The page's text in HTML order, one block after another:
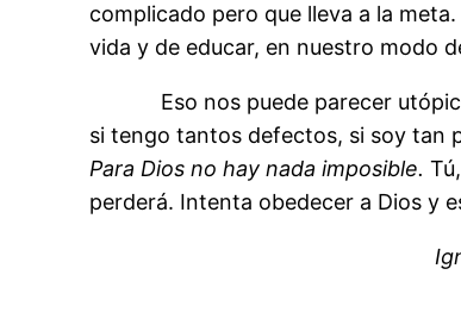
complicado pero que lleva a la
vida y de educar, en nuestro modo
Eso nos puede parecer
si tengo tantos defectos, si soy tan
Para Dios no hay nada imposible.
perderá. Intenta obedecer a Dios y
Ignacio